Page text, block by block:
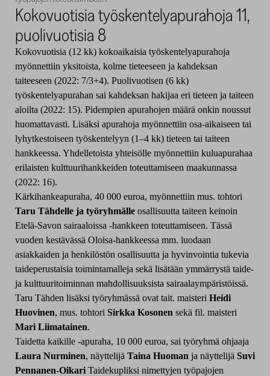
Kokovuotisia työskentelyapurahoja 11,
puolivuotisia 8
Kokovuotisia (12 kk) kokoaikaisia työskentelyapurahoja
myönnettiin yksitoista, kolme tieteeseen ja kahdeksan
taiteeseen (2022: 7/3+4). Puolivuotisen (6 kk)
työskentelyapurahan sai kahdeksan hakijaa eri tieteen ja taiteen
aloilta (2022: 15). Pidempien apurahojen määrä onkin noussut
huomattavasti. Lisäksi apurahoja myönnettiin osa-aikaiseen tai
lyhytkestoiseen työskentelyyn (1–4 kk) tieteen tai taiteen
hankkeessa. Yhdelletoista yhteisölle myönnettiin kuluapurahaa
erilaisten kulttuurihankkeiden toteuttamiseen maakunnassa
(2022: 16).
Kärkihankeapuraha, 40 000 euroa, myönnettiin mus. tohtori
Taru Tähdelle ja työryhmälle osallisuutta taiteen keinoin
Etelä-Savon sairaaloissa -hankkeen toteuttamiseen. Tässä
vuoden kestävässä Oloisa-hankkeessa mm. luodaan
asiakkaiden ja henkilöstön osallisuutta ja hyvinvointia tukevia
taideperustaisia toimintamalleja sekä lisätään ymmärrystä taide-
ja kulttuuritoiminnan mahdollisuuksista sairaalaympäristöissä.
Taru Tähden lisäksi työryhmässä ovat tait. maisteri Heidi
Huovinen, mus. tohtori Sirkka Kosonen sekä fil. maisteri
Mari Liimatainen.
Taidetta kaikille -apuraha, 10 000 euroa, sai työryhmä ohjaaja
Laura Nurminen, näyttelijä Taina Huoman ja näyttelijä Suvi
Pennanen-OikariTaidekupliksi nimettyjen työpajojen